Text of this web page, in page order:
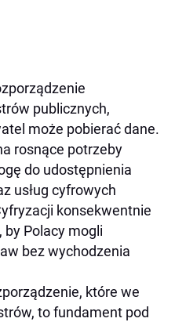
publicznych,
może pobierać dane.
rosnące potrzeby
do udostępnienia
usług cyfrowych
konsekwentnie
Polacy mogli
bez wychodzenia
które we
to fundament pod